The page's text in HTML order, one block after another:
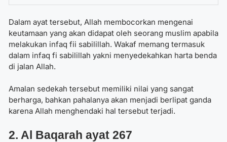
Dalam ayat tersebut, Allah membocorkan mengenai
keutamaan yang akan didapat oleh seorang muslim apabila
melakukan infaq fii sabilillah. Wakaf memang termasuk
dalam infaq fi sabilillah yakni menyedekahkan harta benda
di jalan Allah.
Amalan sedekah tersebut memiliki nilai yang sangat
berharga, bahkan pahalanya akan menjadi berlipat ganda
karena Allah menghendaki hal tersebut terjadi.
2. Al Baqarah ayat 267